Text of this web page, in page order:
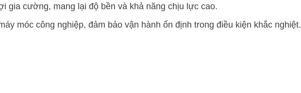
gia cường, mang lại độ bền và khả năng chịu lực cao.
móc công nghiệp, đảm bảo vận hành ổn định trong điều kiện khắc nghiệt.